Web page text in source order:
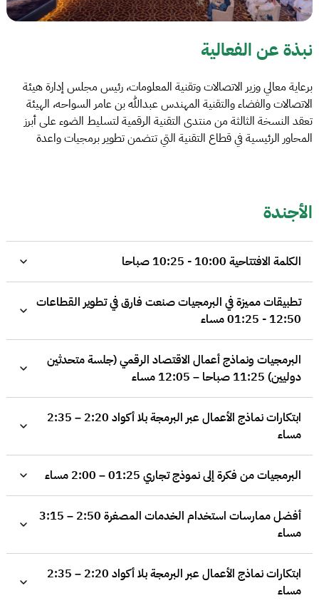
نبذة عن الفعالية
برعاية معالي وزير الاتصالات وتقنية المعلومات، رئيس مجلس إدارة هيئة
الاتصالات والفضاء والتقنية المهندس عبدالله بن عامر السواحه، الهيئة
تعقد النسخة الثالثة من منتدى التقنية الرقمية لتسليط الضوء على أبرز
المحاور الرئيسية في قطاع التقنية التي تتضمن تطوير برمجيات واعدة
الأجندة
الكلمة الافتتاحية 10:00 - 10:25 صباحا
تطبيقات مميزة في البرمجيات صنعت فارق في تطوير القطاعات
12:50 - 01:25 مساء
البرمجيات ونماذج أعمال الاقتصاد الرقمي (جلسة متحدثين
دوليين) 11:25 صباحا – 12:05 مساء
ابتكارات نماذج الأعمال عبر البرمجة بلا أكواد 2:20 – 2:35
مساء
البرمجيات من فكرة إلى نموذج تجاري 01:25 – 2:00 مساء
أفضل ممارسات استخدام الخدمات المصغرة 2:50 – 3:15
مساء
ابتكارات نماذج الأعمال عبر البرمجة بلا أكواد 2:20 – 2:35
مساء